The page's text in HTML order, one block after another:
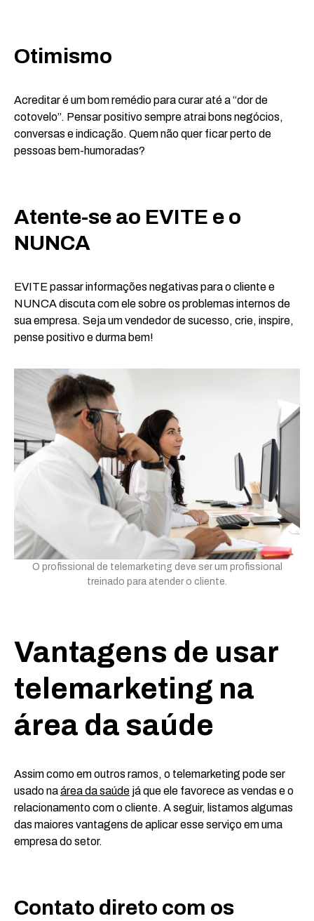
Otimismo
Acreditar é um bom remédio para curar até a “dor de
cotovelo”. Pensar positivo sempre atrai bons negócios,
conversas e indicação. Quem não quer ficar perto de
pessoas bem-humoradas?
Atente-se ao EVITE e o
NUNCA
EVITE passar informações negativas para o cliente e
NUNCA discuta com ele sobre os problemas internos de
sua empresa. Seja um vendedor de sucesso, crie, inspire,
pense positivo e durma bem!
O profissional de telemarketing deve ser um profissional
treinado para atender o cliente.
Vantagens de usar
telemarketing na
área da saúde
Assim como em outros ramos, o telemarketing pode ser
usado naárea da saúde já que ele favorece as vendas e o
relacionamento com o cliente. A seguir, listamos algumas
das maiores vantagens de aplicar esse serviço em uma
empresa do setor.
Contato direto com os